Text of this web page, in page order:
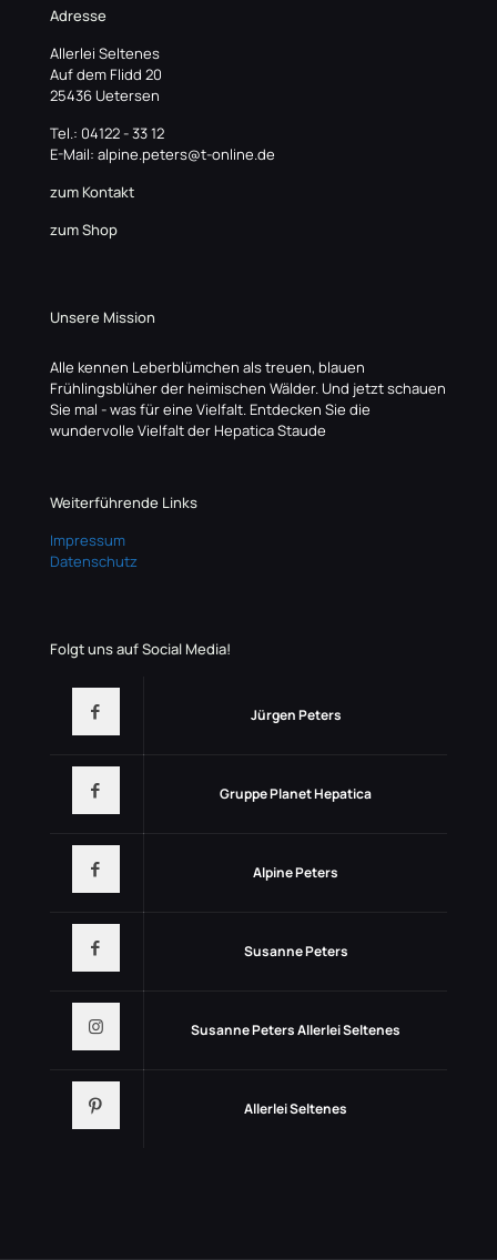
Adresse
Allerlei Seltenes
Auf dem Flidd 20
25436 Uetersen
Tel.: 04122 - 33 12
E-Mail: alpine.peters@t-online.de
zum Kontakt
zum Shop
Unsere Mission
Alle kennen Leberblümchen als treuen, blauen
Frühlingsblüher der heimischen Wälder. Und jetzt schauen
Sie mal - was für eine Vielfalt. Entdecken Sie die
wundervolle Vielfalt der Hepatica Staude
Weiterführende Links
Impressum
Datenschutz
Folgt uns auf Social Media!
Jürgen Peters
Gruppe Planet Hepatica
Alpine Peters
Susanne Peters
Susanne Peters Allerlei Seltenes
Allerlei Seltenes